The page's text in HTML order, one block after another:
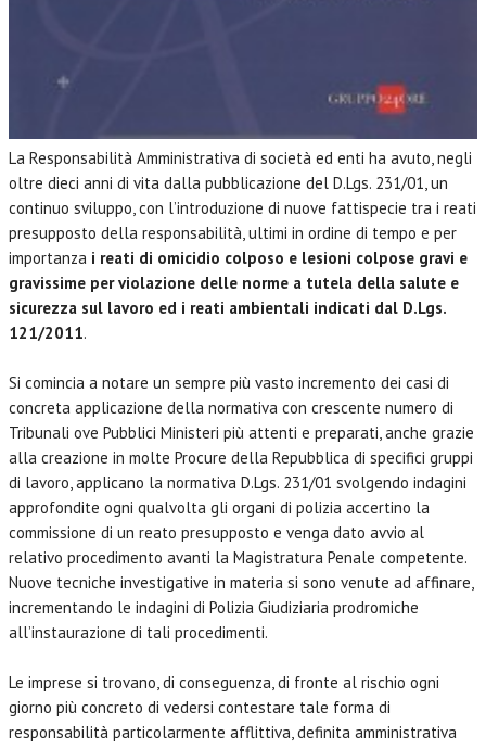
La Responsabilità Amministrativa di società ed enti ha avuto, negli
oltre dieci anni di vita dalla pubblicazione del D.Lgs. 231/01, un
continuo sviluppo, con l’introduzione di nuove fattispecie tra i reati
presupposto della responsabilità, ultimi in ordine di tempo e per
importanza i reati di omicidio colposo e lesioni colpose gravi e
gravissime per violazione delle norme a tutela della salute e
sicurezza sul lavoro ed i reati ambientali indicati dal D.Lgs.
121/2011.
Si comincia a notare un sempre più vasto incremento dei casi di
concreta applicazione della normativa con crescente numero di
Tribunali ove Pubblici Ministeri più attenti e preparati, anche grazie
alla creazione in molte Procure della Repubblica di specifici gruppi
di lavoro, applicano la normativa D.Lgs. 231/01 svolgendo indagini
approfondite ogni qualvolta gli organi di polizia accertino la
commissione di un reato presupposto e venga dato avvio al
relativo procedimento avanti la Magistratura Penale competente.
Nuove tecniche investigative in materia si sono venute ad affinare,
incrementando le indagini di Polizia Giudiziaria prodromiche
all’instaurazione di tali procedimenti.
Le imprese si trovano, di conseguenza, di fronte al rischio ogni
giorno più concreto di vedersi contestare tale forma di
responsabilità particolarmente afflittiva, definita amministrativa